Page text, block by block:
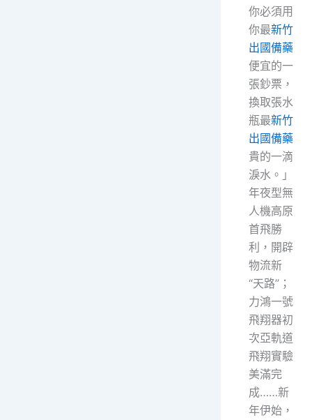
你必須用
你最新竹
出國備藥
便宜的一
張鈔票，
換取張水
瓶最新竹
出國備藥
貴的一滴
淚水。」
年夜型無
人機高原
首飛勝
利，開辟
物流新
“天路”；
力鴻一號
飛翔器初
次亞軌道
飛翔實驗
美滿完
成……新
年伊始，